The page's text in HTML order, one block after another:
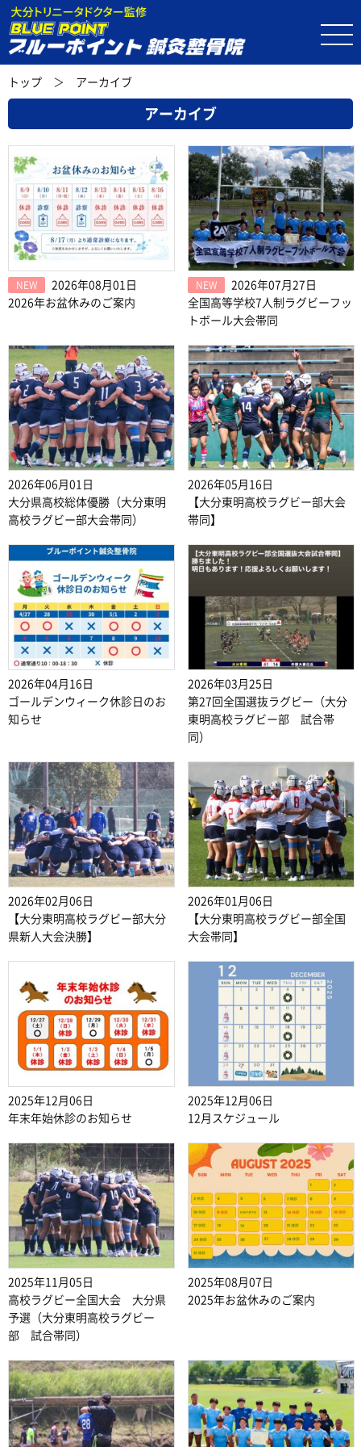
トップ ＞ アーカイブ
アーカイブ
NEW
2026年08月01日
2026年お盆休みのご案内
NEW
2026年07月27日
全国高等学校7人制ラグビーフッ
トボール大会帯同
2026年06月01日
大分県高校総体優勝（大分東明
高校ラグビー部大会帯同）
2026年05月16日
【大分東明高校ラグビー部大会
帯同】
2026年04月16日
ゴールデンウィーク休診日のお
知らせ
2026年03月25日
第27回全国選抜ラグビー（大分
東明高校ラグビー部 試合帯
同）
2026年02月06日
【大分東明高校ラグビー部大分
県新人大会決勝】
2026年01月06日
【大分東明高校ラグビー部全国
大会帯同】
2025年12月06日
年末年始休診のお知らせ
2025年12月06日
12月スケジュール
2025年11月05日
高校ラグビー全国大会 大分県
予選（大分東明高校ラグビー
部 試合帯同）
2025年08月07日
2025年お盆休みのご案内